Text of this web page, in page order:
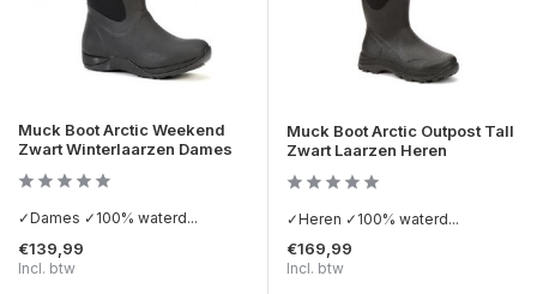
Muck Boot Arctic Weekend
Zwart Winterlaarzen Dames
✓Dames ✓100% waterd...
€139,99
Incl. btw
Muck Boot Arctic Outpost Tall
Zwart Laarzen Heren
✓Heren ✓100% waterd...
€169,99
Incl. btw